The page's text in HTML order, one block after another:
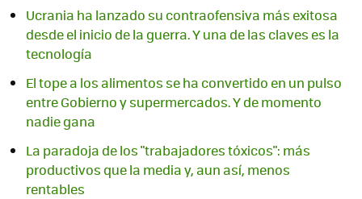
Ucrania ha lanzado su contraofensiva más exitosa
desde el inicio de la guerra. Y una de las claves es la
tecnología
El tope a los alimentos se ha convertido en un pulso
entre Gobierno y supermercados. Y de momento
nadie gana
La paradoja de los "trabajadores tóxicos": más
productivos que la media y, aun así, menos
rentables